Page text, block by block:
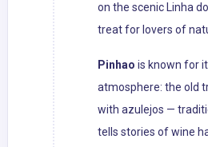
on the scenic Linha
treat for lovers of
Pinhao is known for
atmosphere: the old
with azulejos —
tells stories of wine